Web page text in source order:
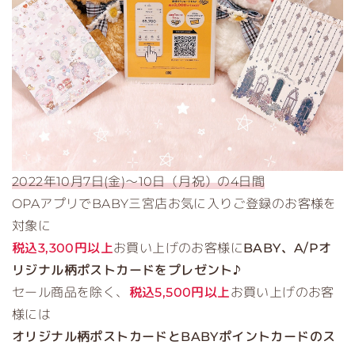
2022年10月7日(金)～10日（月祝）の4日間
OPAアプリでBABY三宮店お気に入りご登録のお客様を
対象に
税込3,300円以上お買い上げのお客様にBABY、A/Pオ
リジナル柄ポストカードをプレゼント♪
セール商品を除く、 税込5,500円以上お買い上げのお客
様には
オリジナル柄ポストカードとBABYポイントカードのス